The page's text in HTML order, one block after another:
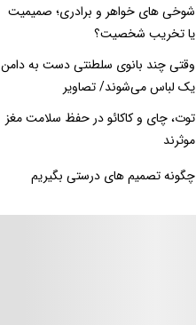
شوخی های خواهر و برادری؛ صمیمیت
یا تخریب شخصیت؟
وقتی چند بانوی سلطنتی دست به دامن
یک لباس می‌شوند/ تصاویر
توت، چای و کاکائو در حفظ سلامت مغز
موثرند
چگونه تصمیم های درستی بگیریم